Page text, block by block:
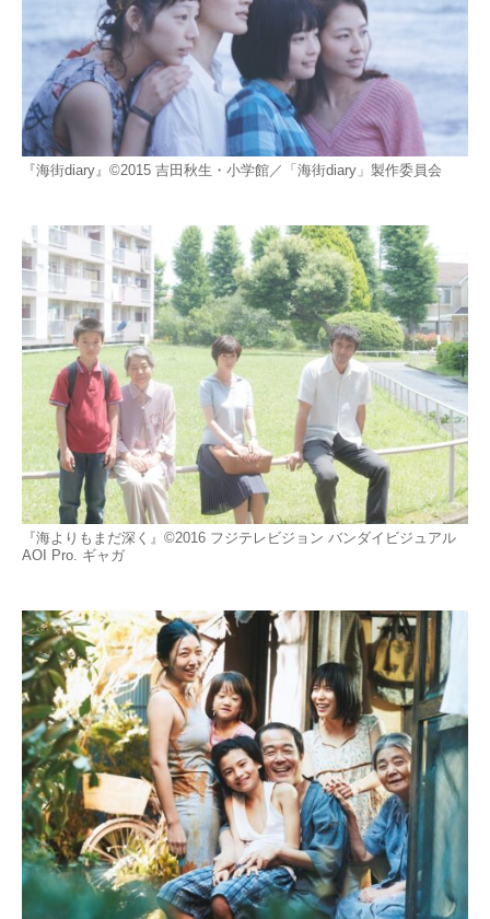
『海街diary』©2015 吉田秋生・小学館／「海街diary」製作委員会
『海よりもまだ深く』©2016 フジテレビジョン バンダイビジュアル
AOI Pro. ギャガ